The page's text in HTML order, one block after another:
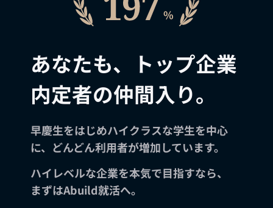
あなたも、トップ企業
内定者の仲間入り。
早慶生をはじめハイクラスな学生を中心
に、どんどん利用者が増加しています。
ハイレベルな企業を本気で目指すなら、
まずはAbuild就活へ。